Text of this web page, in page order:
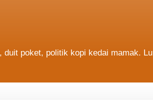
poket, politik kopi kedai mamak. Lu